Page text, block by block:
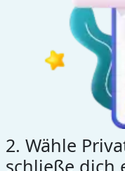
2. Wähle
schließe dich